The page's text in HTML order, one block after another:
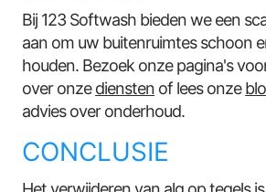
Bij 123 Softwash bieden we een
aan om uw buitenruimtes schoon
houden. Bezoek onze pagina's
over onzediensten of lees onze
advies over onderhoud.
CONCLUSIE